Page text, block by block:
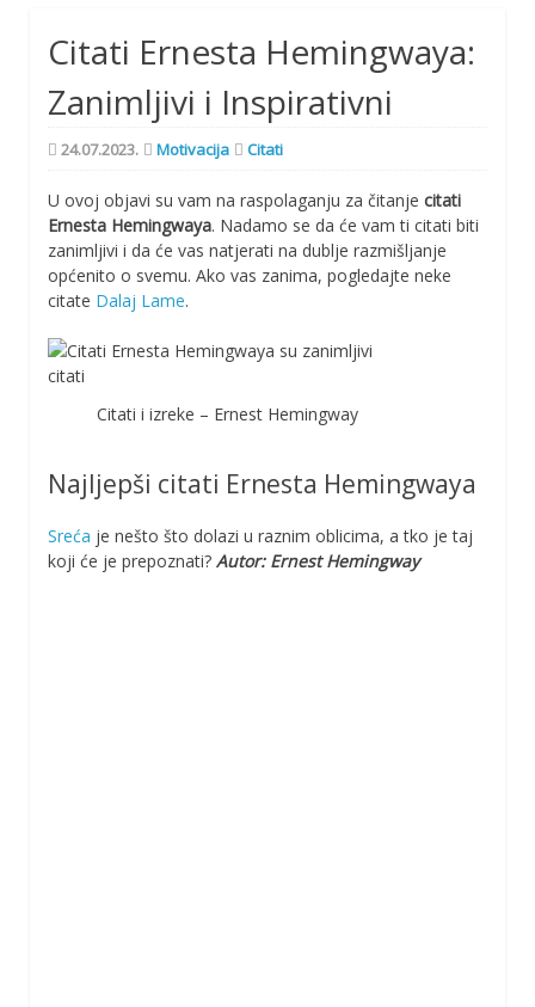
Citati Ernesta Hemingwaya:
Zanimljivi i Inspirativni
24.07.2023. Motivacija Citati
U ovoj objavi su vam na raspolaganju za čitanje citati
Ernesta Hemingwaya. Nadamo se da će vam ti citati biti
zanimljivi i da će vas natjerati na dublje razmišljanje
općenito o svemu. Ako vas zanima, pogledajte neke
citate Dalaj Lame.
Citati i izreke – Ernest Hemingway
Najljepši citati Ernesta Hemingwaya
Sreća je nešto što dolazi u raznim oblicima, a tko je taj
koji će je prepoznati? Autor: Ernest Hemingway